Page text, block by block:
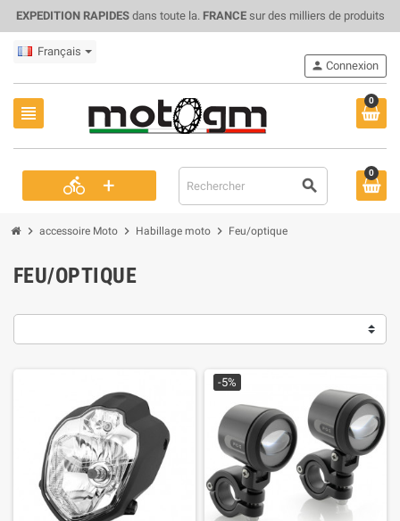
EXPEDITION RAPIDESdans toute la. FRANCEsur des milliers de produits
Français
view_headline
0
directions_bike + search
person Connexion
0
chevron_right accessoire Moto chevron_right Habillage moto chevron_right Feu/optique
FEU/OPTIQUE
-5%